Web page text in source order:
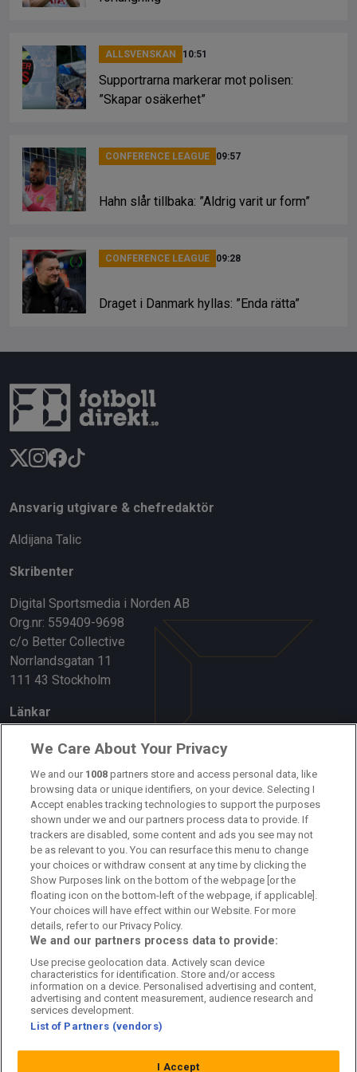
ALLSVENSKAN 10:51
Supportrarna markerar mot polisen:
”Skapar osäkerhet”
CONFERENCE LEAGUE 09:57
Hahn slår tillbaka: ”Aldrig varit ur form”
CONFERENCE LEAGUE 09:28
Draget i Danmark hyllas: ”Enda rätta”
Ansvarig utgivare & chefredaktör
Aldijana Talic
Skribenter
Digital Sportsmedia i Norden AB
Org.nr: 559409-9698
c/o Better Collective
Norrlandsgatan 11
111 43 Stockholm
Länkar
Om oss
Kontakta oss
Kundtjänst
Sponsor: Rekatochklart
Annonsera på Fotbolldirekt
Redaktionell policy
Personuppgiftspolicy
Cookiepolicy
Arkiv
We Care About Your Privacy
We and our 1008 partners store and access personal data, like
browsing data or unique identifiers, on your device. Selecting I
Accept enables tracking technologies to support the purposes
shown under we and our partners process data to provide. If
trackers are disabled, some content and ads you see may not
be as relevant to you. You can resurface this menu to change
your choices or withdraw consent at any time by clicking the
Show Purposes link on the bottom of the webpage [or the
floating icon on the bottom-left of the webpage, if applicable].
Your choices will have effect within our Website. For more
details, refer to our Privacy Policy.
We and our partners process data to provide:
Use precise geolocation data. Actively scan device
characteristics for identification. Store and/or access
information on a device. Personalised advertising and content,
advertising and content measurement, audience research and
services development.
List of Partners (vendors)
I Accept